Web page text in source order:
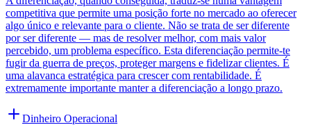
competitiva que permite uma posição forte no mercado ao oferecer
algo único e relevante para o cliente. Não se trata de ser diferente
por ser diferente — mas de resolver melhor, com mais valor
percebido, um problema específico. Esta diferenciação permite-te
fugir da guerra de preços, proteger margens e fidelizar clientes. É
uma alavanca estratégica para crescer com rentabilidade. É
extremamente importante manter a diferenciação a longo prazo.
Dinheiro Operacional